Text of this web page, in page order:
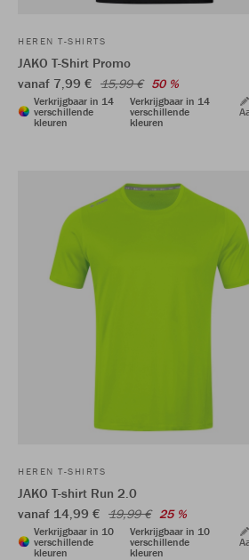
HEREN T-SHIRTS
JAKO T-Shirt Promo
vanaf 7,99 € 15,99 € 50 %
Verkrijgbaar in 14
verschillende
kleuren
Verkrijgbaar in 14
verschillende
kleuren
HEREN T-SHIRTS
JAKO T-shirt Run 2.0
vanaf 14,99 € 19,99 € 25 %
Verkrijgbaar in 10
verschillende
kleuren
Verkrijgbaar in 10
verschillende
kleuren